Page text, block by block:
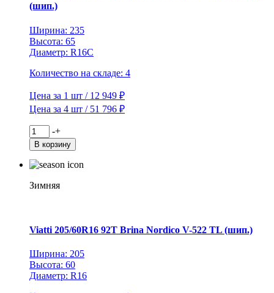
(шип.)
(шип.)
Ширина: 235
Высота: 65
Диаметр: R16C
Количество на складе: 4
Цена за 1 шт / 12 949 ₽
Цена за 4 шт / 51 796 ₽
Количество
товара
Viatti
235/65R16C
Vettore
TL
-+
В корзину
Зимняя
Viatti 205/60R16 92T Brina Nordico V-522 TL (шип.)
Ширина: 205
Высота: 60
Диаметр: R16